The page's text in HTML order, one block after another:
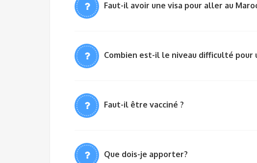
Faut-il avoir une visa pour aller au
Combien est-il le niveau difficulté pour
Faut-il être vacciné ?
Que dois-je apporter?